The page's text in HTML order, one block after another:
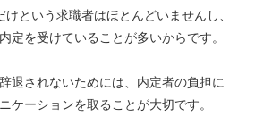
という求職者はほとんどいませんし、
定を受けていることが多いからです。
退されないためには、内定者の負担に
ケーションを取ることが大切です。